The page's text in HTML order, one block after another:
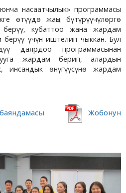
насаатчылык» программасы
өтүүдө жаңы бүтүрүүчүлөргө
берүү, кубаттоо жана жардам
үчүн иштелип чыккан. Бул
даярдоо программасынан
жардам берип, алардын
инсандык өнүгүүсүнө жардам
Жобонун